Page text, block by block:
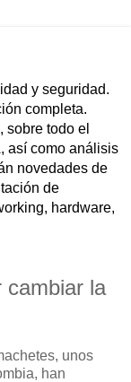
y seguridad.
completa.
sobre todo el
así como análisis
novedades de
de
hardware,
cambiar la
unos
han